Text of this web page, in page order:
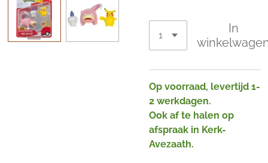
In
Op voorraad, levertijd 1-
2 werkdagen.
Ook af te halen op
afspraak in Kerk-
Avezaath.